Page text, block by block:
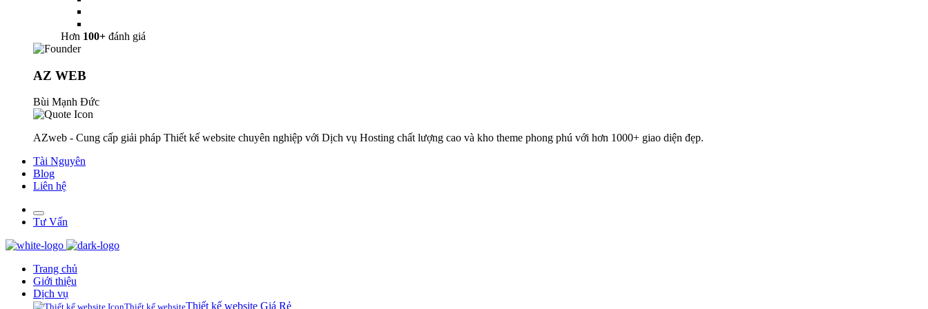
Hơn 100+ đánh giá
AZ WEB
Bùi Mạnh Đức
AZweb - Cung cấp giải pháp Thiết kế website chuyên nghiệp với Dịch vụ Hosting chất lượng cao và kho theme phong phú với hơn 1000+ giao diện đẹp.
Tài Nguyên
Blog
Liên hệ
Tư Vấn
Trang chủ
Giới thiệu
Dịch vụ
Thiết kế websiteThiết kế website Giá Rẻ